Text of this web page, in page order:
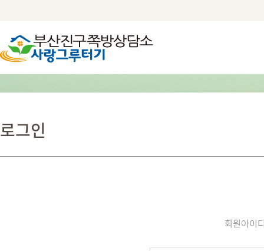
로그인
회원아이